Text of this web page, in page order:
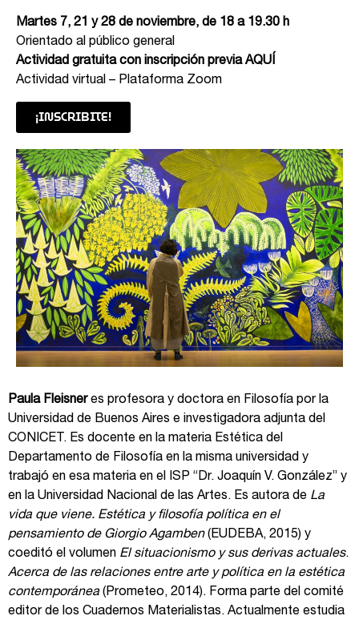
Martes 7, 21 y 28 de noviembre, de 18 a 19.30 h
Orientado al público general
Actividad gratuita con inscripción previaAQUÍ
Actividad virtual – Plataforma Zoom
¡INSCRIBITE!
Paula Fleisneres profesora y doctora en Filosofía por la
Universidad de Buenos Aires e investigadora adjunta del
CONICET. Es docente en la materia Estética del
Departamento de Filosofía en la misma universidad y
trabajó en esa materia en el ISP “Dr. Joaquín V. González” y
en la Universidad Nacional de las Artes. Es autora de La
vida que viene. Estética y filosofía política en el
pensamiento de Giorgio Agamben(EUDEBA, 2015) y
coeditó el volumen El situacionismo y sus derivas actuales.
Acerca de las relaciones entre arte y política en la estética
contemporánea (Prometeo, 2014). Forma parte del comité
editor de los Cuadernos Materialistas. Actualmente estudia